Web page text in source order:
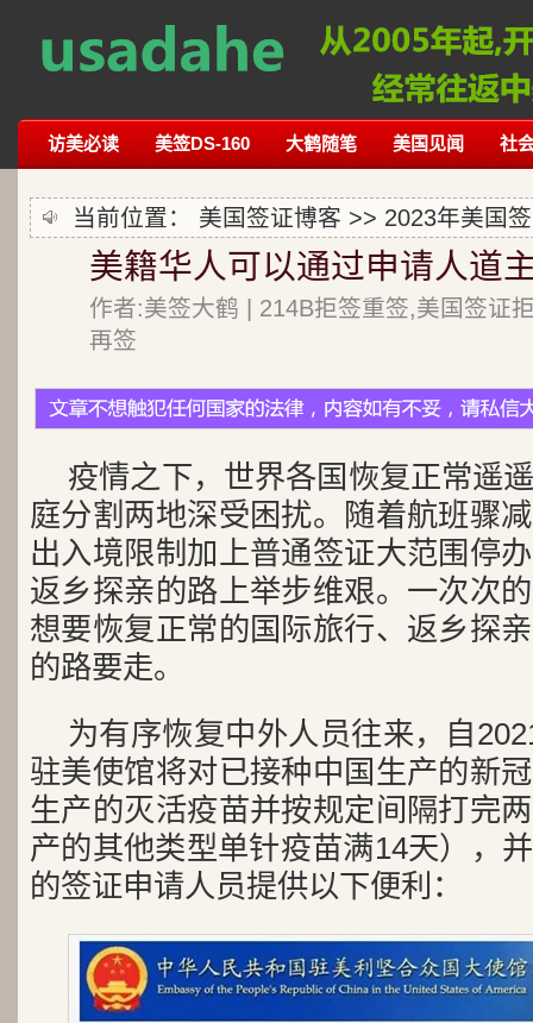
访美必读 美签DS-160 大鹤随笔 美国见闻 社
当前位置： 美国签证博客 >> 2023年美国
美籍华人可以通过申请人道
作者:美签大鹤 | 214B拒签重签,美国签证
再签
疫情之下，世界各国恢复正常遥
庭分割两地深受困扰。随着航班骤
出入境限制加上普通签证大范围停
返乡探亲的路上举步维艰。一次次
想要恢复正常的国际旅行、返乡探
的路要走。
为有序恢复中外人员往来，自
驻美使馆将对已接种中国生产的新
生产的灭活疫苗并按规定间隔打完
产的其他类型单针疫苗满14天），
的签证申请人员提供以下便利：